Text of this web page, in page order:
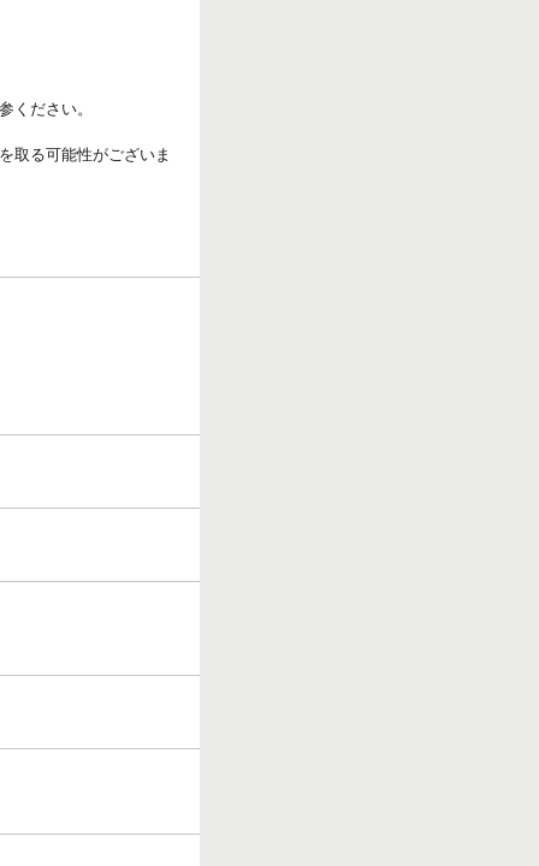
ください。
取る可能性がございま